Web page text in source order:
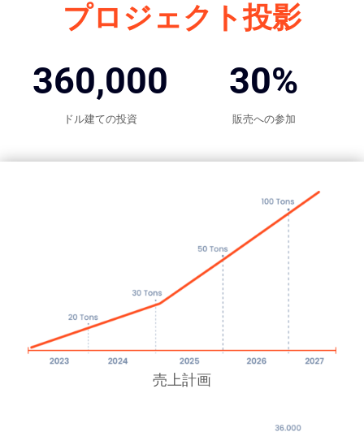
プロジェクト投影
360,000
USD
ドル建ての投資
30%
販売への参加
売上計画